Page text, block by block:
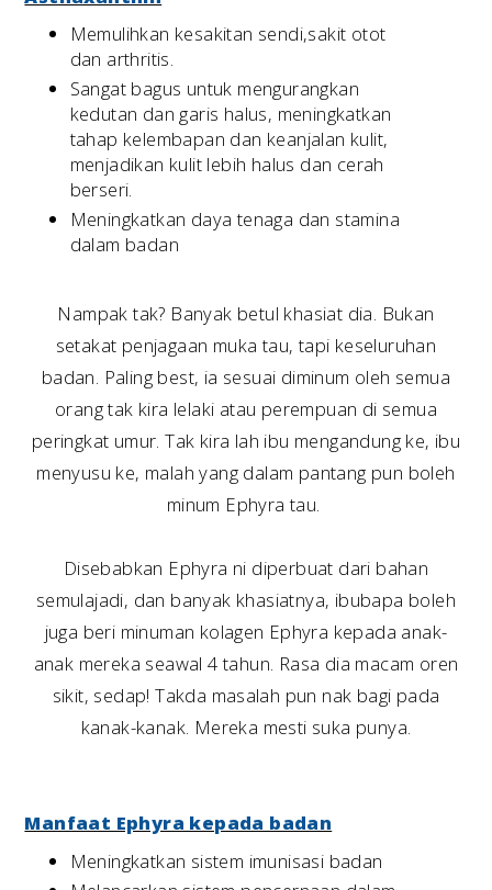
Memulihkan kesakitan sendi,sakit otot
dan arthritis.
Sangat bagus untuk mengurangkan
kedutan dan garis halus, meningkatkan
tahap kelembapan dan keanjalan kulit,
menjadikan kulit lebih halus dan cerah
berseri.
Meningkatkan daya tenaga dan stamina
dalam badan
Nampak tak? Banyak betul khasiat dia. Bukan
setakat penjagaan muka tau, tapi keseluruhan
badan. Paling best, ia sesuai diminum oleh semua
orang tak kira lelaki atau perempuan di semua
peringkat umur. Tak kira lah ibu mengandung ke, ibu
menyusu ke, malah yang dalam pantang pun boleh
minum Ephyra tau.
Disebabkan Ephyra ni diperbuat dari bahan
semulajadi, dan banyak khasiatnya, ibubapa boleh
juga beri minuman kolagen Ephyra kepada anak-
anak mereka seawal 4 tahun. Rasa dia macam oren
sikit, sedap! Takda masalah pun nak bagi pada
kanak-kanak. Mereka mesti suka punya.
Manfaat Ephyra kepada badan
Meningkatkan sistem imunisasi badan